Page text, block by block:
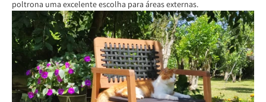
poltrona uma excelente escolha para áreas externas.